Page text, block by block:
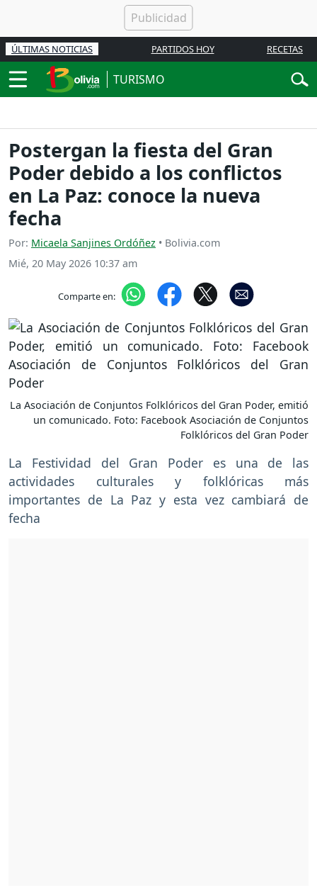
ÚLTIMAS NOTICIAS PARTIDOS HOY RECETAS
TURISMO
Postergan la fiesta del Gran
Poder debido a los conflictos
en La Paz: conoce la nueva
fecha
Por: Micaela Sanjines Ordóñez • Bolivia.com
Mié, 20 May 2026 10:37 am
Comparte en:
La Asociación de Conjuntos Folklóricos del Gran Poder, emitió
un comunicado. Foto: Facebook Asociación de Conjuntos
Folklóricos del Gran Poder
La Festividad del Gran Poder es una de las
actividades culturales y folklóricas más
importantes de La Paz y esta vez cambiará de
fecha